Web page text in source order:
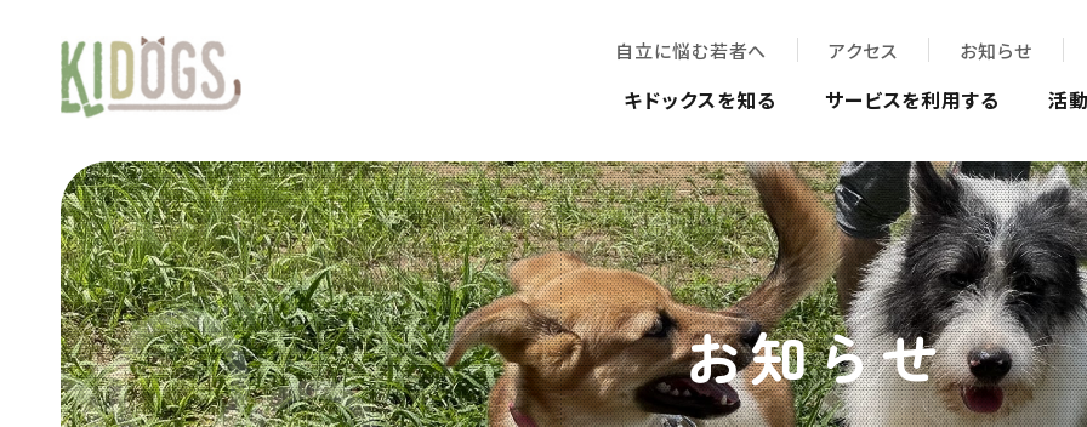
自立に悩む若者へ アクセス お知らせ
キドックスを知る サービスを利用する 活
お知らせ